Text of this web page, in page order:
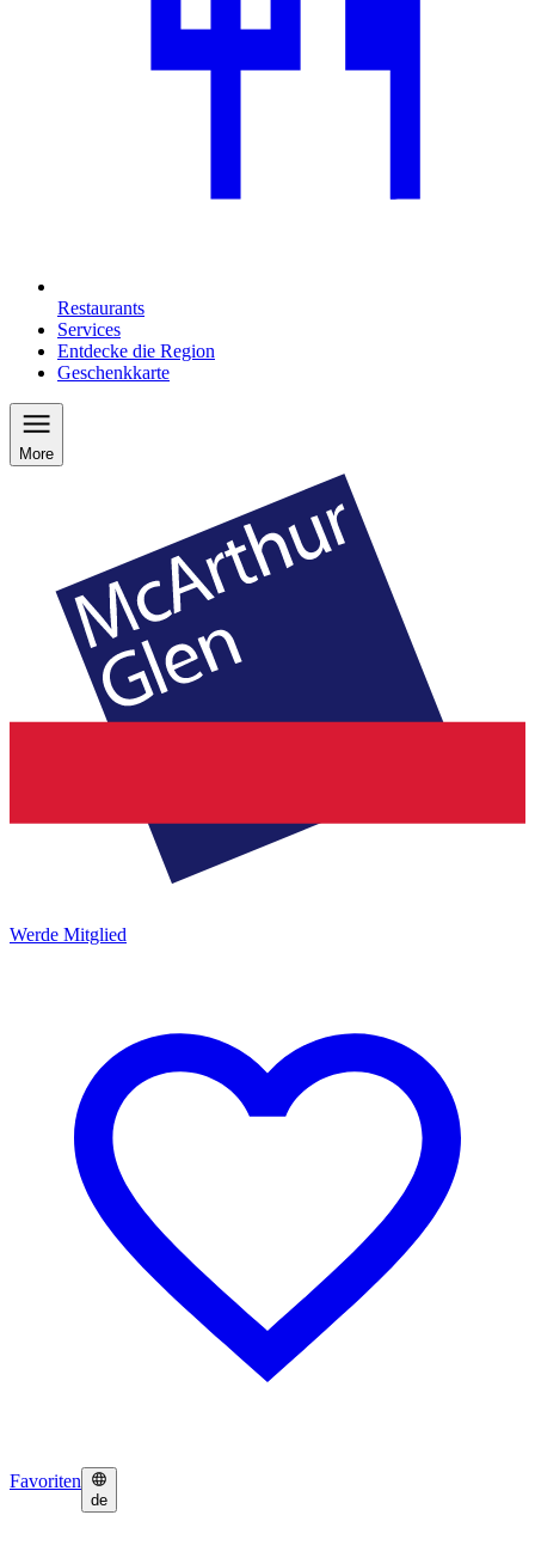
Restaurants
Services
Entdecke die Region
Geschenkkarte
More
Werde Mitglied
Favoriten
de